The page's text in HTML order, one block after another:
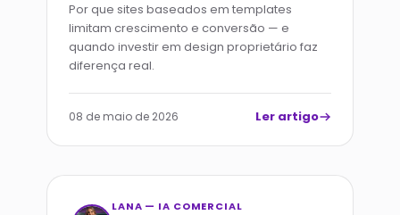
Por que sites baseados em templates
limitam crescimento e conversão — e
quando investir em design proprietário faz
diferença real.
08 de maio de 2026 Ler artigo
LANA — IA COMERCIAL